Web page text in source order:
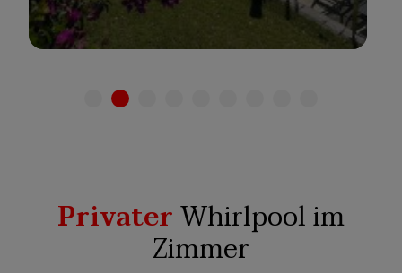
PrivaterWhirlpool im
Zimmer